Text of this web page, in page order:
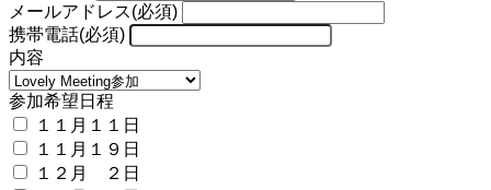
メールアドレス(必須)
携帯電話(必須)
内容
参加希望日程
１１月１１日
１１月１９日
１２月 ２日